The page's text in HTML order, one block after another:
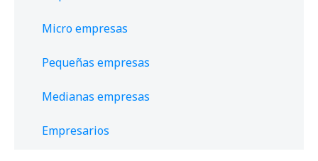
Micro empresas
Pequeñas empresas
Medianas empresas
Empresarios